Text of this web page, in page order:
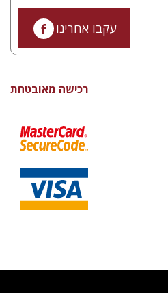
עקבו אחרינו
רכישה מאובטחת